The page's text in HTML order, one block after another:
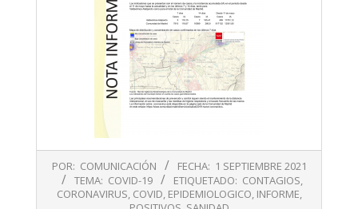
09-
POR: COMUNICACIÓN FECHA: 1 SEPTIEMBRE 2021
TEMA: COVID-19 ETIQUETADO: CONTAGIOS,
CORONAVIRUS, COVID, EPIDEMIOLOGICO, INFORME,